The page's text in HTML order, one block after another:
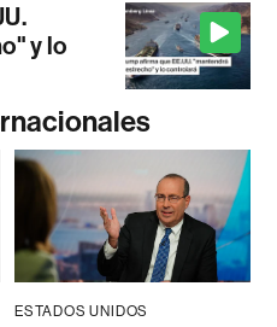
y lo
ESTADOS UNIDOS